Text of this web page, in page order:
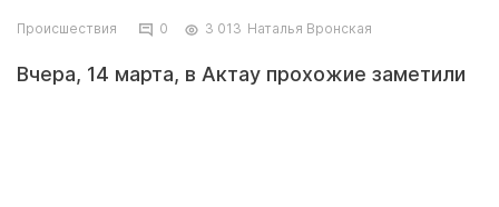
Происшествия 0 3 013 Наталья Вронская
Вчера, 14 марта, в Актау прохожие заметили